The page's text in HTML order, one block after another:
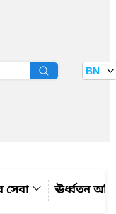
BN
সেবা ঊর্ধ্বতন